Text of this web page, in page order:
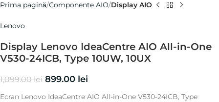
Prima pagină Componente AIO Display AIO
Lenovo
Display Lenovo IdeaCentre AIO All-in-One
V530-24ICB, Type 10UW, 10UX
1,099.00lei 899.00 lei
Ecran Lenovo IdeaCentre AIO All-in-One V530-24ICB, Type